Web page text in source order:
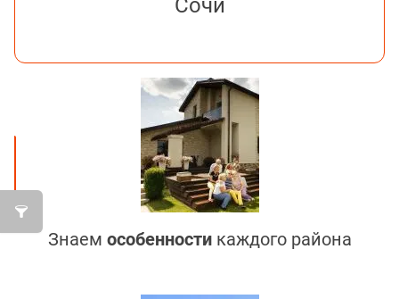
Сочи
Знаем особенностикаждого района